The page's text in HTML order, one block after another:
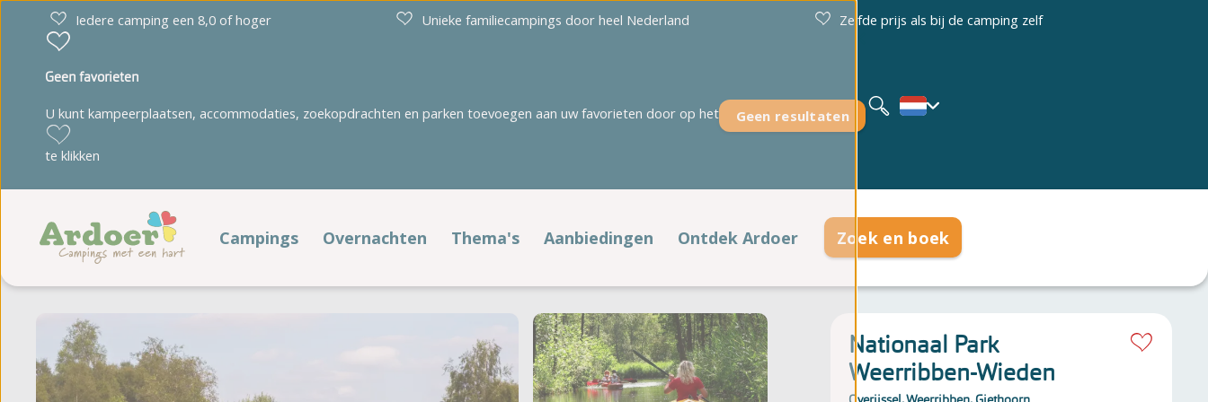
Iedere camping een 8,0 of hoger Unieke familiecampings door heel Nederland Zelfde prijs als bij de camping zelf
Geen resultaten
Geen favorieten
U kunt kampeerplaatsen, accommodaties, zoekopdrachten en parken toevoegen aan uw favorieten door op het
te klikken
English
Campings
Drenthe
Torentjeshoek
Friesland
Cnossen Leekstermeer
De Kuilart
It Wiid
De Heldense Bossen
Noord-Brabant
Holterberg
't Rheezerwold
Ginsterveld
De Meulinge
De Paardekreek
Overnachten
Verblijfstypen
Kampeerplaatsen
Thema's
Populaire thema's
Voorjaar Campings aan zee
Aanbiedingen
Voordelig op pad
Alle aanbiedingen
Ontdek Ardoer Zoek en boek
Nationaal Park
Weerribben-Wieden